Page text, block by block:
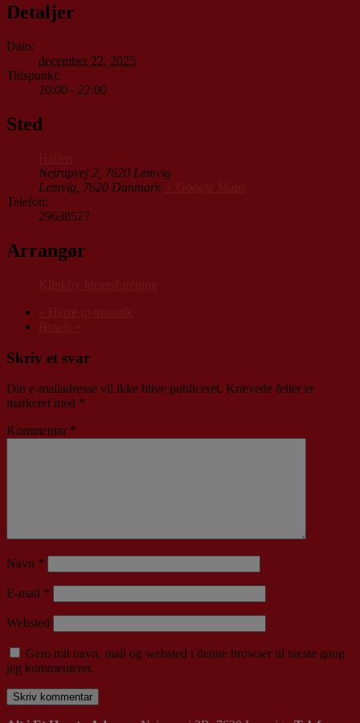
Detaljer
Dato:
december 22, 2025
Tidspunkt:
20:00 - 22:00
Sted
Nejrupvej 2, 7620 Lemvig
Lemvig 7620 Danmark
Telefon:
29638527
Arrangør
Skriv et svar
Din e-mailadresse vil ikke blive publiceret. Krævede felter er
markeret med *
Kommentar *
Navn *
E-mail *
Websted
Gem mit navn, mail og websted i denne browser til næste gang
jeg kommenterer.